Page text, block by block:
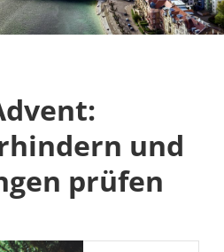
und
prüfen